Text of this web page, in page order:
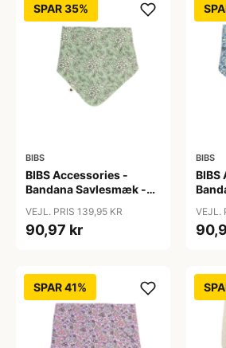
SPAR 35%
BIBS
BIBS Accessories -
Bandana Savlesmæk -
VEJL. PRIS 139,95 KR
90,97 kr
BIBS
BIBS
VEJL.
SPAR 41%